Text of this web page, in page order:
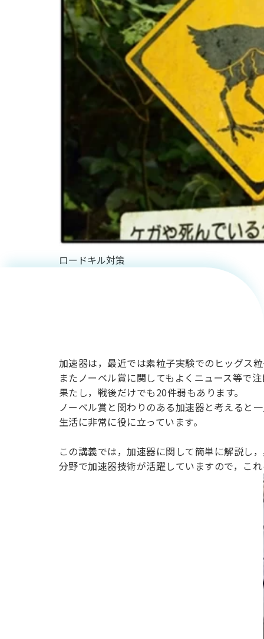
ロードキル対策
身近な加
速器とそ
用
加速器は，最近では素粒子実験でのヒッグス
またノーベル賞に関してもよくニュース等で
果たし，戦後だけでも20件弱もあります。
ノーベル賞と関わりのある加速器と考えると
生活に非常に役に立っています。
この講義では，加速器に関して簡単に解説し
分野で加速器技術が活躍していますので，こ